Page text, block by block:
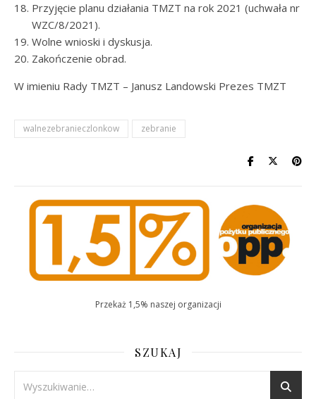
Przyjęcie planu działania TMZT na rok 2021 (uchwała nr
WZC/8/2021).
Wolne wnioski i dyskusja.
Zakończenie obrad.
W imieniu Rady TMZT – Janusz Landowski Prezes TMZT
walnezebranieczlonkow zebranie
Przekaż 1,5% naszej organizacji
SZUKAJ